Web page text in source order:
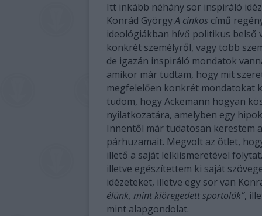
Itt inkább néhány sor inspiráló
Konrád GyörgyA cinkos című
ideológiákban hívő politikus belső
konkrét személyről, vagy több
de igazán inspiráló mondatok
amikor már tudtam, hogy mit
megfelelően konkrét mondatokat
tudom, hogy Ackemann hogyan
nyilatkozatára, amelyben egy
Innentől már tudatosan kerestem
párhuzamait. Megvolt az ötlet,
illető a saját lelkiismeretével
illetve egészítettem ki saját
idézeteket, illetve egy sor van
élünk, mint kiöregedett sportolók”,
mint alapgondolat.